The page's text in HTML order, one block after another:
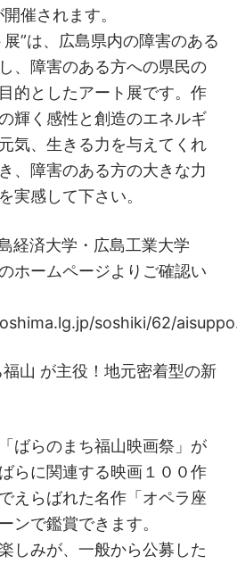
催されます。
”は、広島県内の障害のある
、障害のある方への県民の
的としたアート展です。作
輝く感性と創造のエネルギ
気、生きる力を与えてくれ
、障害のある方の大きな力
実感して下さい。
経済大学・広島工業大学
ホームページよりご確認い
soshiki/62/
山 が主役！地元密着型の新
ばらのまち福山映画祭」が
らに関連する映画１００作
えらばれた名作「オペラ座
ンで鑑賞できます。
しみが、一般から公募した